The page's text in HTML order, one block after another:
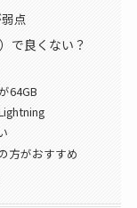
点
で良くない？
64GB
方がおすすめ